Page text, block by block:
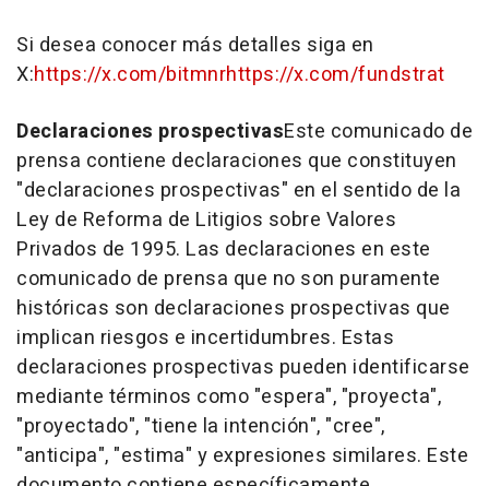
Si desea conocer más detalles siga en
X:https://x.com/bitmnrhttps://x.com/fundstrat
Declaraciones prospectivasEste comunicado de
prensa contiene declaraciones que constituyen
"declaraciones prospectivas" en el sentido de la
Ley de Reforma de Litigios sobre Valores
Privados de 1995. Las declaraciones en este
comunicado de prensa que no son puramente
históricas son declaraciones prospectivas que
implican riesgos e incertidumbres. Estas
declaraciones prospectivas pueden identificarse
mediante términos como "espera", "proyecta",
"proyectado", "tiene la intención", "cree",
"anticipa", "estima" y expresiones similares. Este